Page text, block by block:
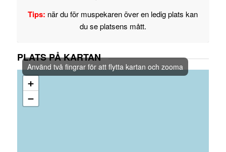
Tips: när du för muspekaren över en ledig plats kan
du se platsens mått.
PLATS PÅ KARTAN
+
−
Använd två fingrar för att flytta kartan och zooma